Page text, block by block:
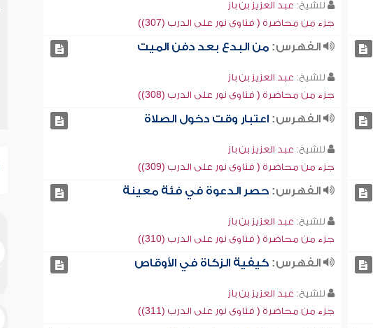
للشيخ: عبد العزيز بن باز
جزء من محاضرة ( فتاوى نور على الدرب (307))
الفهرس: من البدع بعد دفن الميت
للشيخ: عبد العزيز بن باز
جزء من محاضرة ( فتاوى نور على الدرب (308))
الفهرس: اعتبار وقت دخول الصلاة
للشيخ: عبد العزيز بن باز
جزء من محاضرة ( فتاوى نور على الدرب (309))
الفهرس: حصر الدعوة في فئة معينة
للشيخ: عبد العزيز بن باز
جزء من محاضرة ( فتاوى نور على الدرب (310))
الفهرس: كيفية الزكاة في الأوقاص
للشيخ: عبد العزيز بن باز
جزء من محاضرة ( فتاوى نور على الدرب (311))